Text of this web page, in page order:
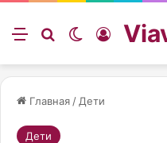
Меню ИскатьSwitch skin
Войти
Главная / Дети
Дети